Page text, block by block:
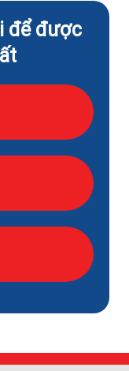
để được